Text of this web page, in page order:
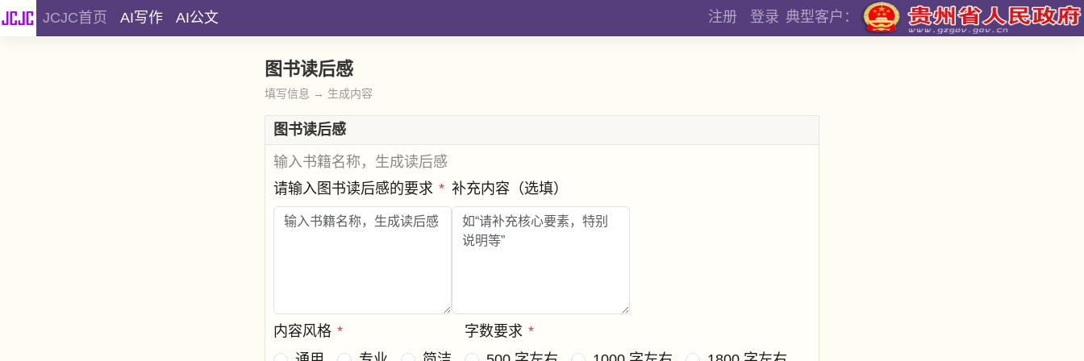
JCJC首页 AI写作 AI公文 注册 登录 典型客户：
图书读后感
填写信息 → 生成内容
图书读后感
输入书籍名称，生成读后感
请输入图书读后感的要求 * 补充内容（选填）
内容风格 *
字数要求 *